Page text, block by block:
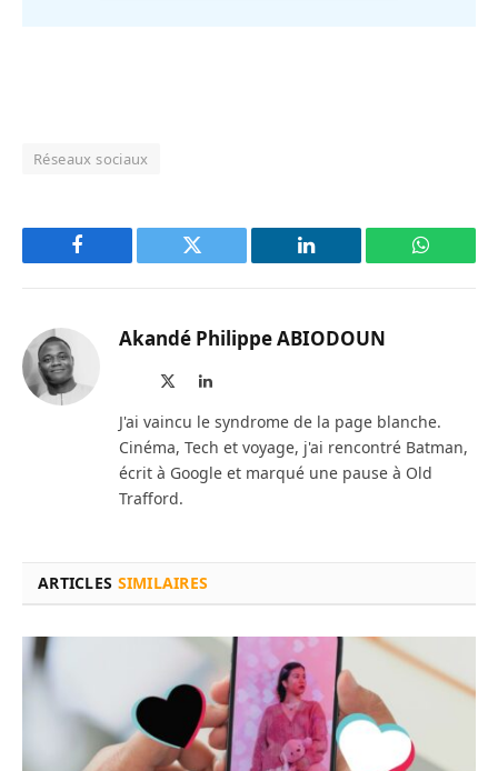
Réseaux sociaux
Facebook Twitter LinkedIn
Akandé Philippe ABIODOUN
LinkedIn
J'ai vaincu le syndrome de la page blanche.
Cinéma, Tech et voyage, j'ai rencontré Batman,
écrit à Google et marqué une pause à Old
Trafford.
ARTICLES SIMILAIRES